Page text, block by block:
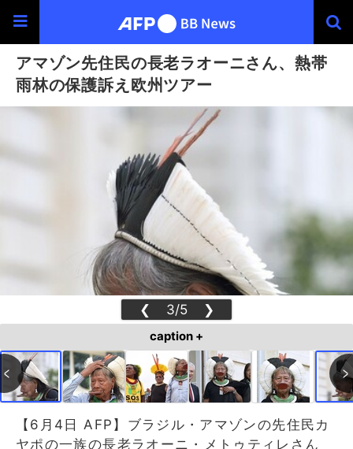
アマゾン先住民の長老ラオーニさん、熱帯
雨林の保護訴え欧州ツアー
❮ 3/5 ❯
caption +
【6月4日 AFP】ブラジル・アマゾンの先住民カ
ヤポの一族の長老ラオーニ・メトゥティレさん